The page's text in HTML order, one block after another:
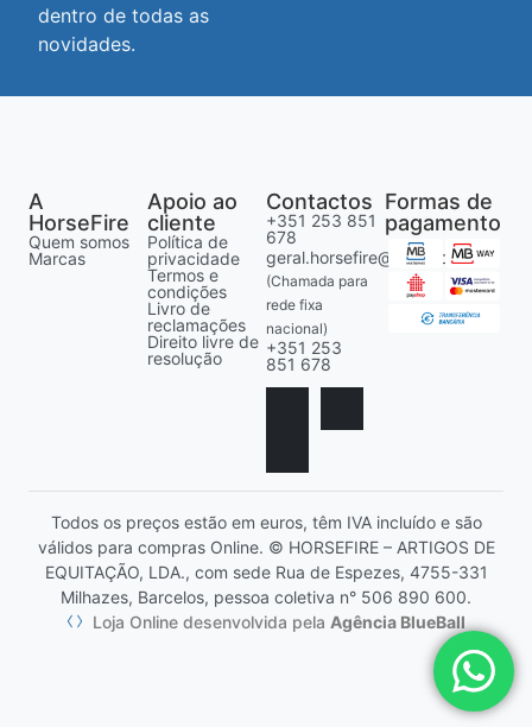
dentro de todas as
novidades.
A
HorseFire
Quem somos
Marcas
Apoio ao
cliente
Política de
privacidade
Termos e
condições
Livro de
reclamações
Direito livre de
resolução
Contactos
+351 253 851
678
geral.horsefire@gmail.com
(Chamada para
rede fixa
nacional)
+351 253
851 678
Formas de
pagamento
Todos os preços estão em euros, têm IVA incluído e são
válidos para compras Online. © HORSEFIRE – ARTIGOS DE
EQUITAÇÃO, LDA., com sede Rua de Espezes, 4755-331
Milhazes, Barcelos, pessoa coletiva n° 506 890 600.
Loja Online desenvolvida pela Agência BlueBall